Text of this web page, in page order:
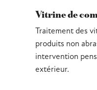
Vitrine de
Traitement des
produits non
intervention
extérieur.